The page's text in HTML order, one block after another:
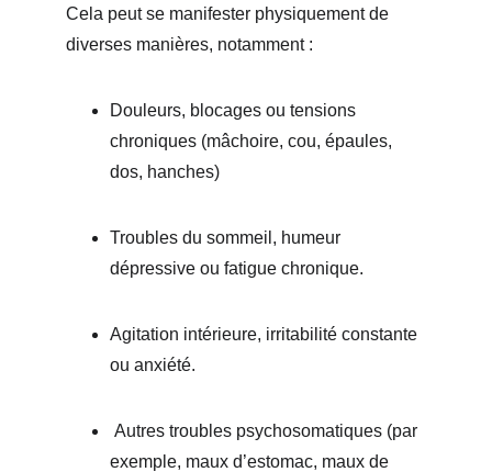
Cela peut se manifester physiquement de
diverses manières, notamment :
Douleurs, blocages ou tensions
chroniques (mâchoire, cou, épaules,
dos, hanches)
Troubles du sommeil, humeur
dépressive ou fatigue chronique.
Agitation intérieure, irritabilité constante
ou anxiété.
exemple, maux d’estomac, maux de